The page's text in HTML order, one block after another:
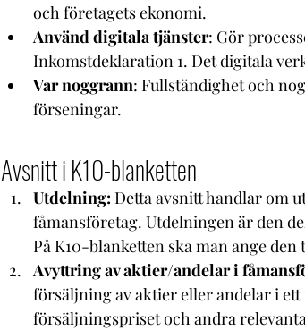
och företagets ekonomi.
Använd digitala tjänster: Gör
Inkomstdeklaration 1. Det digitala
Var noggrann: Fullständighet och
förseningar.
Avsnitt i K10-blanketten
Utdelning: Detta avsnitt handlar om
fåmansföretag. Utdelningen är den
På K10-blanketten ska man ange
Avyttring av aktier/andelar i
försäljning av aktier eller andelar i
försäljningspriset och andra